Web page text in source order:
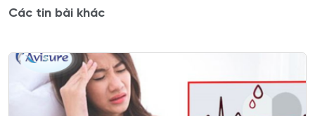
Các tin bài khác